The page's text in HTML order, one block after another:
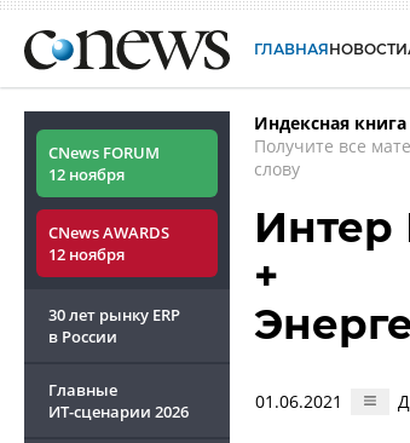
ГЛАВНАЯНОВОСТИ
CNews FORUM
12 ноября
CNews AWARDS
12 ноября
30 лет рынку ERP
в России
Главные
ИТ-сценарии 2026
Индексная книга
Получите все
слову
Интер
+
01.06.2021